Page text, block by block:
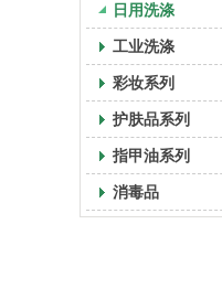
日用洗涤
工业洗涤
彩妆系列
护肤品系列
指甲油系列
消毒品